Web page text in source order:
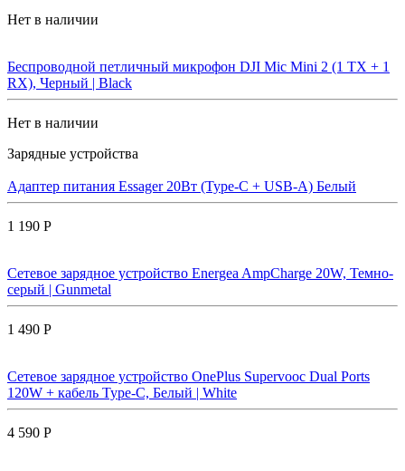
Нет в наличии
Беспроводной петличный микрофон DJI Mic Mini 2 (1 TX + 1
RX), Черный | Black
Нет в наличии
Зарядные устройства
Адаптер питания Essager 20Вт (Type-C + USB-A) Белый
1 190 Р
Сетевое зарядное устройство Energea AmpCharge 20W, Темно-
серый | Gunmetal
1 490 Р
Сетевое зарядное устройство OnePlus Supervooc Dual Ports
120W + кабель Type-C, Белый | White
4 590 Р